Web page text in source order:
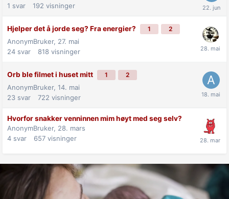
1 svar 192 visninger
Hjelper det å jorde seg? Fra energier? 1 2
AnonymBruker, 27. mai
24 svar 818 visninger
Orb ble filmet i huset mitt 1 2
AnonymBruker, 14. mai
23 svar 722 visninger
Hvorfor snakker venninnen mim høyt med seg selv?
AnonymBruker, 28. mars
4 svar 657 visninger